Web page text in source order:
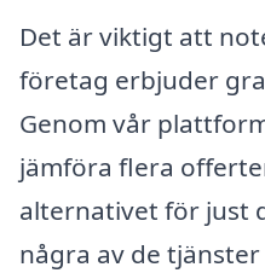
Det är viktigt att
företag erbjuder
Genom vår
jämföra flera
alternativet för just
några av de tjänster